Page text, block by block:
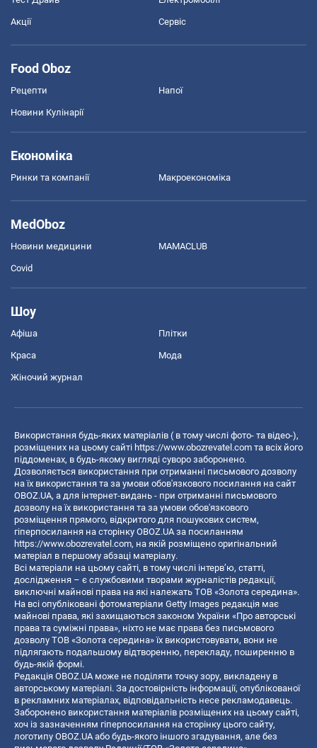
Акції Сервіс
Food Oboz
Рецепти Напої
Новини Кулінарії
Економіка
Ринки та компанії Макроекономіка
MedOboz
Новини медицини MAMACLUB
Covid
Шоу
Афіша Плітки
Краса Мода
Жіночий журнал
Використання будь-яких матеріалів ( в тому числі фото- та відео-),
розміщених на цьому сайті https://www.obozrevatel.com та всіх його
піддоменах, в будь-якому вигляді суворо заборонено.
Дозволяється використання при отриманні письмового дозволу
на їх використання та за умови обов'язкового посилання на сайт
OBOZ.UA, а для інтернет-видань - при отриманні письмового
дозволу на їх використання та за умови обов'язкового
розміщення прямого, відкритого для пошукових систем,
гіперпосилання на сторінку OBOZ.UA за посиланням
https://www.obozrevatel.com, на якій розміщено оригінальний
матеріал в першому абзаці матеріалу.
Всі матеріали на цьому сайті, в тому числі інтерв’ю, статті,
дослідження – є службовими творами журналістів редакції,
виключні майнові права на які належать ТОВ «Золота середина».
На всі опубліковані фотоматеріали Getty Images редакція має
майнові права, які захищаються законом України «Про авторські
права та суміжні права», ніхто не має права без письмового
дозволу ТОВ «Золота середина» їх використовувати, вони не
підлягають подальшому відтворенню, перекладу, поширенню в
будь-якій формі.
Редакція OBOZ.UA може не поділяти точку зору, викладену в
авторському матеріалі. За достовірність інформації, опублікованої
в рекламних матеріалах, відповідальність несе рекламодавець.
Заборонено використання матеріалів розміщених на цьому сайті,
хоч із зазначенням гіперпосилання на сторінку цього сайту,
логотипу OBOZ.UA або будь-якого іншого згадування, але без